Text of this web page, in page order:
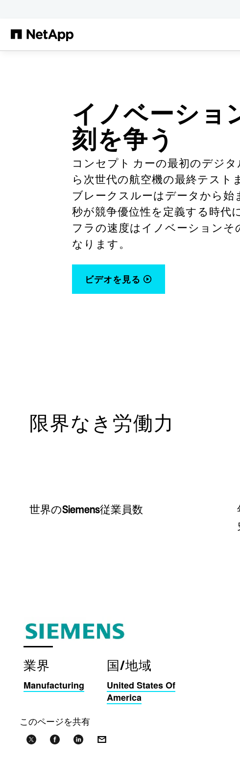
イノベーショ
刻を争う
コンセプト カーの最初のデジ
ら次世代の航空機の最終テスト
ブレークスルーはデータから始
秒が競争優位性を定義する時代
フラの速度はイノベーションそ
なります。
ビデオを見る
限界なき労働力
世界のSiemens従業員数
業界
Manufacturing
国/地域
United States Of
America
このページを共有